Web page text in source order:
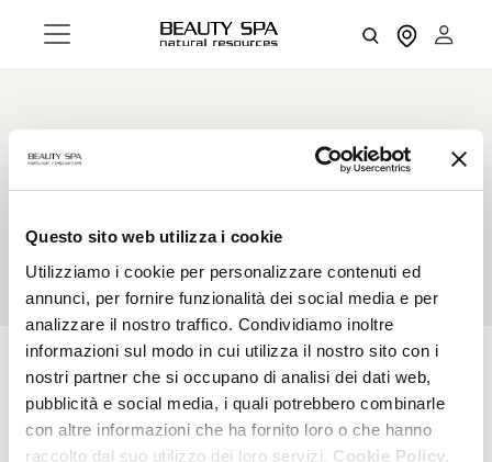
Questo sito web utilizza i cookie
Utilizziamo i cookie per personalizzare contenuti ed
annunci, per fornire funzionalità dei social media e per
analizzare il nostro traffico. Condividiamo inoltre
informazioni sul modo in cui utilizza il nostro sito con i
nostri partner che si occupano di analisi dei dati web,
pubblicità e social media, i quali potrebbero combinarle
con altre informazioni che ha fornito loro o che hanno
raccolto dal suo utilizzo dei loro servizi. Cookie Policy.
Jojoba Esters
properties.
FILTERS RESET FILTERS